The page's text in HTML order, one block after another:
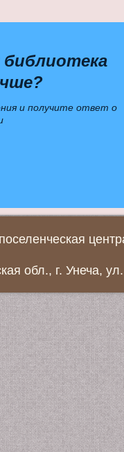
и получите ответ о
обл., г. Унеча,